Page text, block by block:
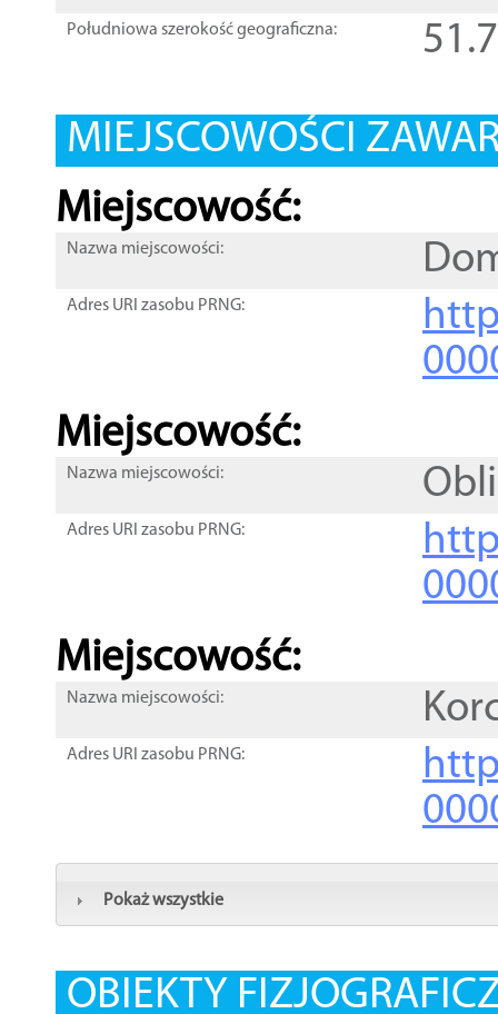
Południowa szerokość geograficzna:
MIEJSCOWOŚCI
Miejscowość:
Nazwa miejscowości:
Adres URI zasobu PRNG:
Miejscowość:
Nazwa miejscowości:
Adres URI zasobu PRNG:
Miejscowość:
Nazwa miejscowości:
Adres URI zasobu PRNG:
Pokaż wszystkie
OBIEKTY